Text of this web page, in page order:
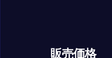
販売価格